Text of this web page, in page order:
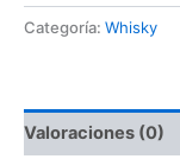
Categoría: Whisky
Valoraciones (0)